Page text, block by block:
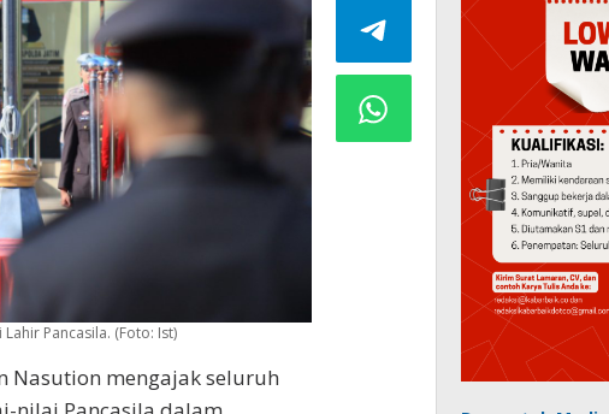
Pancasila. (Foto: Ist)
Nasution mengajak seluruh